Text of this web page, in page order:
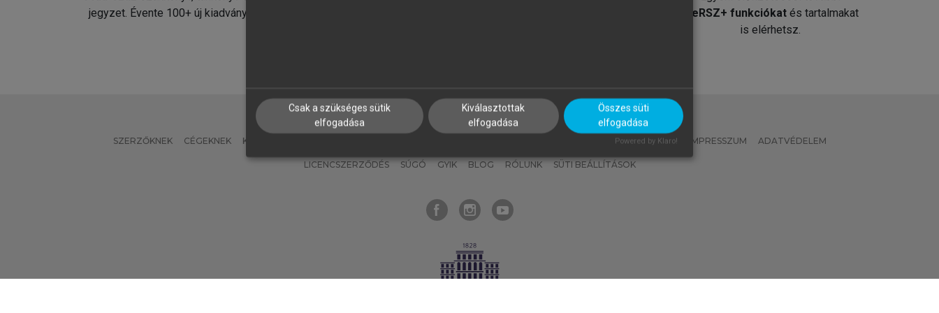
jegyzet. Évente 100+ új kiadvány.
MeRSZ+ funkciókat és tartalmakat
is elérhetsz.
SZERZŐKNEK CÉGEKNEK KÖNYVTÁROSOKNAK MI – ÁLTALÁNOS IRÁNYELVEK IMPRESSZUM ADATVÉDELEM
LICENCSZERZŐDÉS SÚGÓ GYIK BLOG RÓLUNK SÜTI BEÁLLÍTÁSOK
Csak a szükséges sütik
elfogadása
Kiválasztottak
elfogadása
Összes süti
elfogadása
Powered by Klaro!